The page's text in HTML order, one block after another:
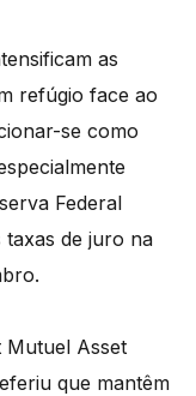
as
refúgio face ao
se como
Federal
de juro na
Mutuel Asset
que mantêm